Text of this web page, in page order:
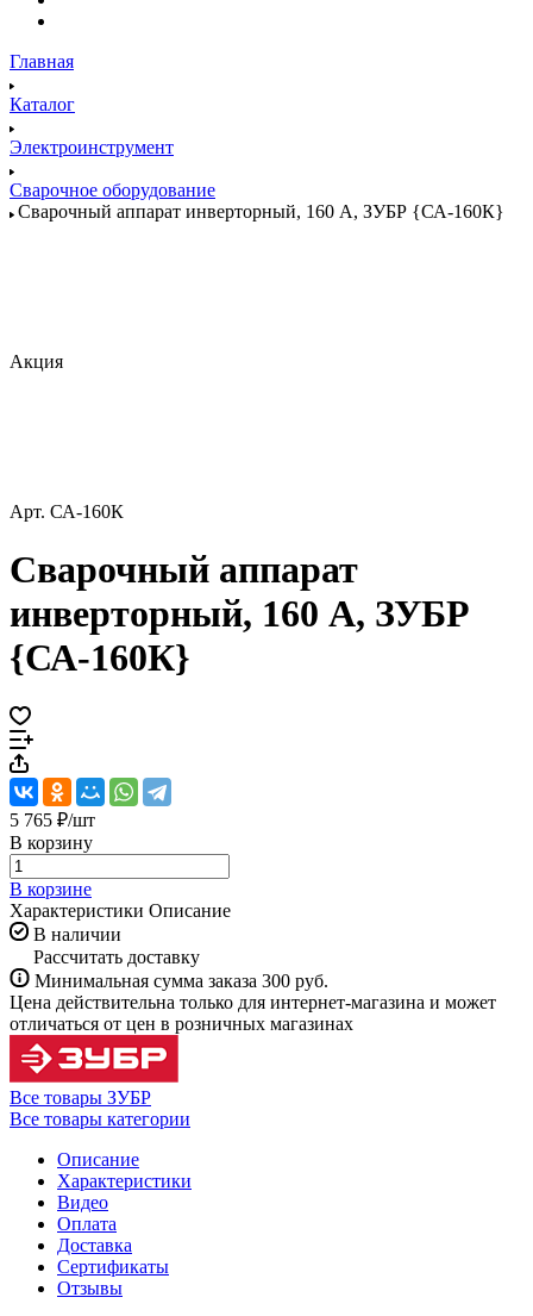
Главная
Каталог
Электроинструмент
Сварочное оборудование
Сварочный аппарат инверторный, 160 А, ЗУБР {СА-160К}
Акция
Арт. СА-160К
Сварочный аппарат
инверторный, 160 А, ЗУБР
{СА-160К}
5 765 ₽/шт
В корзину
В корзине
Характеристики Описание
В наличии
Рассчитать доставку
Минимальная сумма заказа 300 руб.
Цена действительна только для интернет-магазина и может
отличаться от цен в розничных магазинах
Все товары ЗУБР
Все товары категории
Описание
Характеристики
Видео
Оплата
Доставка
Сертификаты
Отзывы